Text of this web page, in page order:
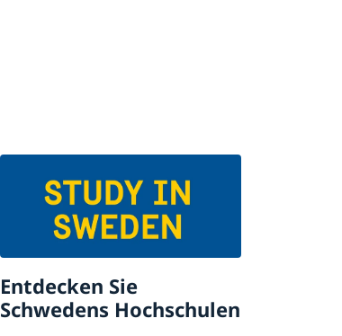
Entdecken Sie
Schwedens Hochschulen